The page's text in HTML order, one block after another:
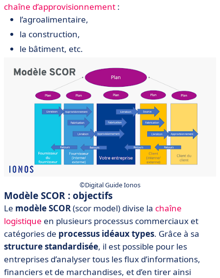
chaîne d’approvisionnement :
l’agroalimentaire,
la construction,
le bâtiment, etc.
©Digital Guide Ionos
Modèle SCOR : objectifs
Le modèle SCOR(scor model) divise la chaîne
logistique en plusieurs processus commerciaux et
catégories de processus idéaux types. Grâce à sa
structure standardisée, il est possible pour les
entreprises d’analyser tous les flux d’informations,
financiers et de marchandises, et d’en tirer ainsi